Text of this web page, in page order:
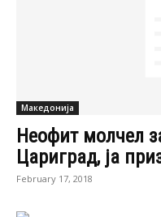
Македонија
Неофит молчел
Цариград, ја
February 17, 2018